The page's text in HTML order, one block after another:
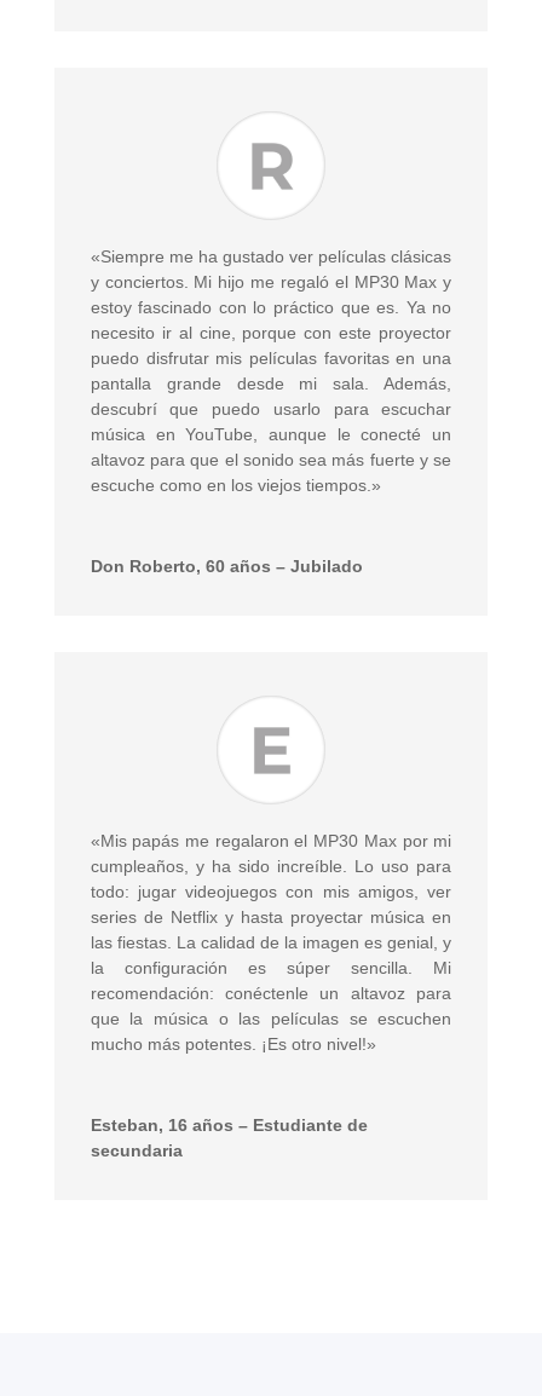
«Siempre me ha gustado ver películas clásicas
y conciertos. Mi hijo me regaló el MP30 Max y
estoy fascinado con lo práctico que es. Ya no
necesito ir al cine, porque con este proyector
puedo disfrutar mis películas favoritas en una
pantalla grande desde mi sala. Además,
descubrí que puedo usarlo para escuchar
música en YouTube, aunque le conecté un
altavoz para que el sonido sea más fuerte y se
escuche como en los viejos tiempos.»
Don Roberto, 60 años – Jubilado
«Mis papás me regalaron el MP30 Max por mi
cumpleaños, y ha sido increíble. Lo uso para
todo: jugar videojuegos con mis amigos, ver
series de Netflix y hasta proyectar música en
las fiestas. La calidad de la imagen es genial, y
la configuración es súper sencilla. Mi
recomendación: conéctenle un altavoz para
que la música o las películas se escuchen
mucho más potentes. ¡Es otro nivel!»
Esteban, 16 años – Estudiante de
secundaria